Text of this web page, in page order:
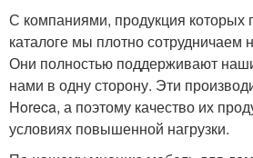
С компаниями, продукция которых
каталоге мы плотно сотрудничаем
Они полностью поддерживают
нами в одну сторону. Эти
Horeca, а поэтому качество их
условиях повышенной нагрузки.